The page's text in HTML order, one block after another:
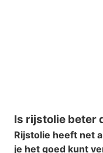
Is rijstolie beter
Rijstolie heeft net
je het goed kunt